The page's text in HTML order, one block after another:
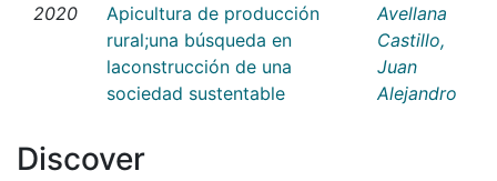
2020
Apicultura de producción
rural;una búsqueda en
laconstrucción de una
sociedad sustentable
Avellana
Castillo,
Juan
Alejandro
Discover